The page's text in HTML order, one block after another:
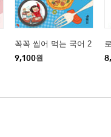
꼭꼭 씹어 먹는 국어 2
9,100원